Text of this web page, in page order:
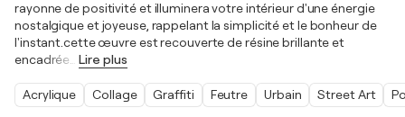
rayonne de positivité et illuminera votre intérieur d'une énergie
nostalgique et joyeuse, rappelant la simplicité et le bonheur de
l'instant.cette œuvre est recouverte de résine brillante et
encadrée
Lire plus
Acrylique Collage Graffiti Feutre Urbain Street Art